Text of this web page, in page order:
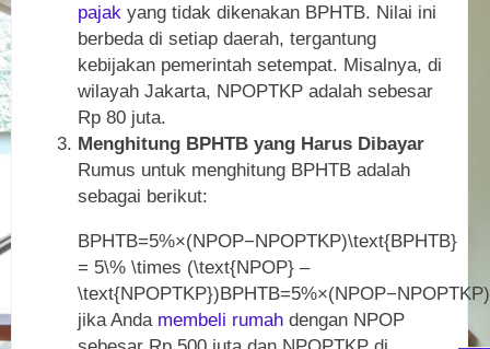
pajak yang tidak dikenakan BPHTB. Nilai ini
berbeda di setiap daerah, tergantung
kebijakan pemerintah setempat. Misalnya, di
wilayah Jakarta, NPOPTKP adalah sebesar
Rp 80 juta.
Menghitung BPHTB yang Harus Dibayar
Rumus untuk menghitung BPHTB adalah
sebagai berikut:
BPHTB=5%×(NPOP−NPOPTKP)\text{BPHTB}
= 5\% \times (\text{NPOP} –
\text{NPOPTKP})BPHTB=5%×(NPOP−NPOPTKP)
jika Anda membeli rumah dengan NPOP